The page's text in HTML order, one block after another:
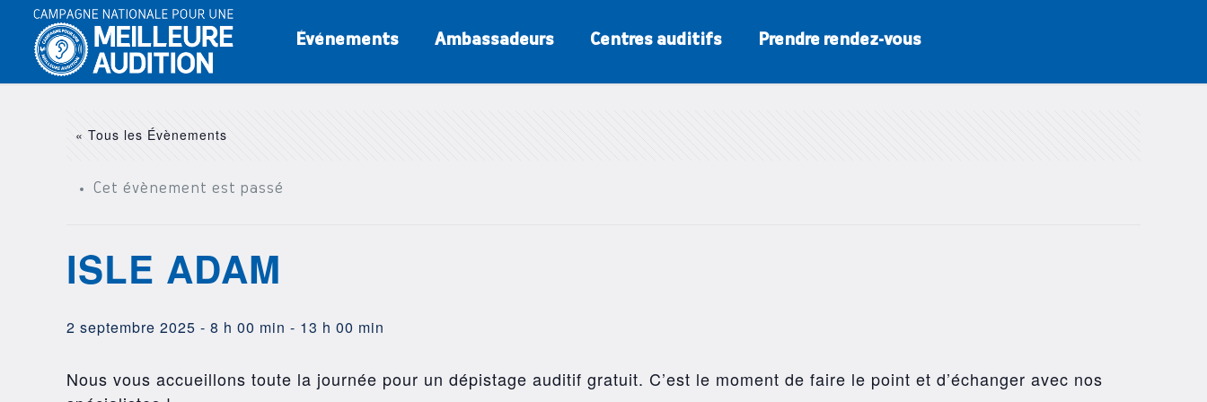
Événements Ambassadeurs Centres auditifs Prendre rendez-vous
« Tous les Évènements
Cet évènement est passé
ISLE ADAM
2 septembre 2025 - 8 h 00 min - 13 h 00 min
Nous vous accueillons toute la journée pour un dépistage auditif gratuit. C’est le moment de faire le point et d’échanger avec nos